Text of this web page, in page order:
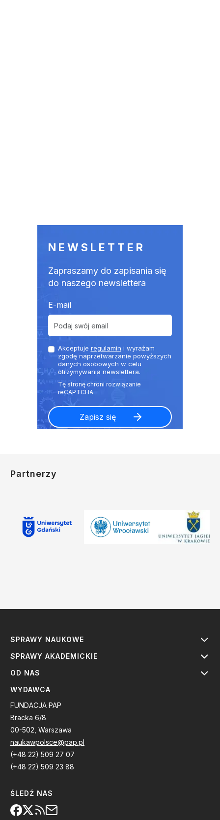
NEWSLETTER
Zapraszamy do zapisania się
do naszego newslettera
E-mail
Akceptuje regulamin i wyrażam
zgodę naprzetwarzanie powyższych
danych osobowych w celu
otrzymywania newslettera.
Partnerzy
SPRAWY NAUKOWE
SPRAWY AKADEMICKIE
OD NAS
WYDAWCA
FUNDACJA PAP
Bracka 6/8
00-502, Warszawa
naukawpolsce@pap.pl
(+48 22) 509 27 07
(+48 22) 509 23 88
ŚLEDŹ NAS